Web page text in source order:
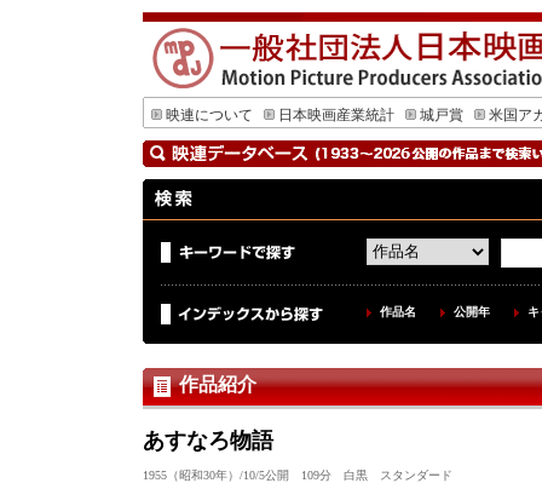
映連について 日本映画産業統計 城戸賞 米国ア
作品名 公開年
作品紹介
あすなろ物語
1955（昭和30年）/10/5公開 109分 白黒 スタンダード